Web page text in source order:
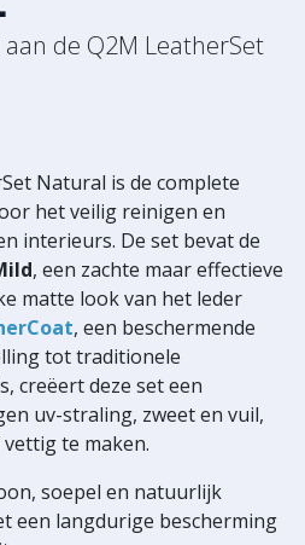
de Q2M LeatherSet
Natural is de complete
het veilig reinigen en
interieurs. De set bevat de
, een zachte maar effectieve
matte look van het leder
, een beschermende
tot traditionele
creëert deze set een
uv-straling, zweet en vuil,
te maken.
soepel en natuurlijk
een langdurige bescherming